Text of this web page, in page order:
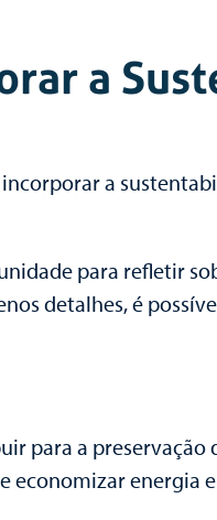
a
a
para refletir
detalhes, é
para a
economizar energia